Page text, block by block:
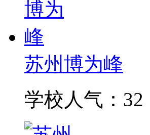
苏州博为峰
学校人气：32